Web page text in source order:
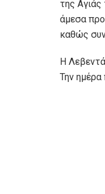
της
άμεσα
καθώς
Η
Την ημέρα